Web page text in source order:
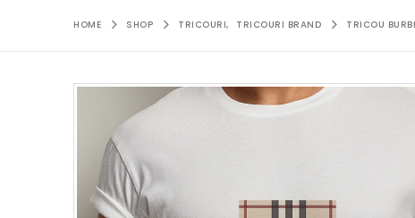
HOME SHOP TRICOURI, TRICOURI BRAND TRICOU